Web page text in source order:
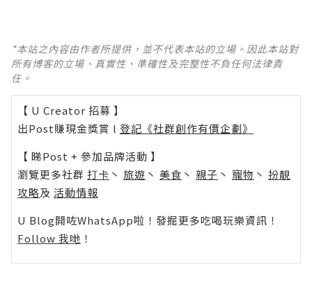
*本站之內容由作者所提供，並不代表本站的立場。因此本站對
所有博客的立場、真實性、準確性及完整性不負任何法律責
任。
【 U Creator 招募 】
出Post賺現金獎賞 l 登記《社群創作有價企劃》
【 睇Post + 參加品牌活動 】
瀏覽更多社群 打卡 丶 旅遊 丶 美食 丶 親子 丶 寵物 丶 扮靚
攻略及 活動情報
U Blog開咗WhatsApp啦！發掘更多吃喝玩樂資訊！
Follow 我哋 ！